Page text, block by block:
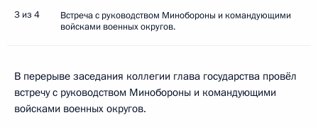
3 из 4
Встреча с руководством Минобороны и командующими
войсками военных округов.
В перерыве заседания коллегии глава государства провёл
встречу с руководством Минобороны и командующими
войсками военных округов.